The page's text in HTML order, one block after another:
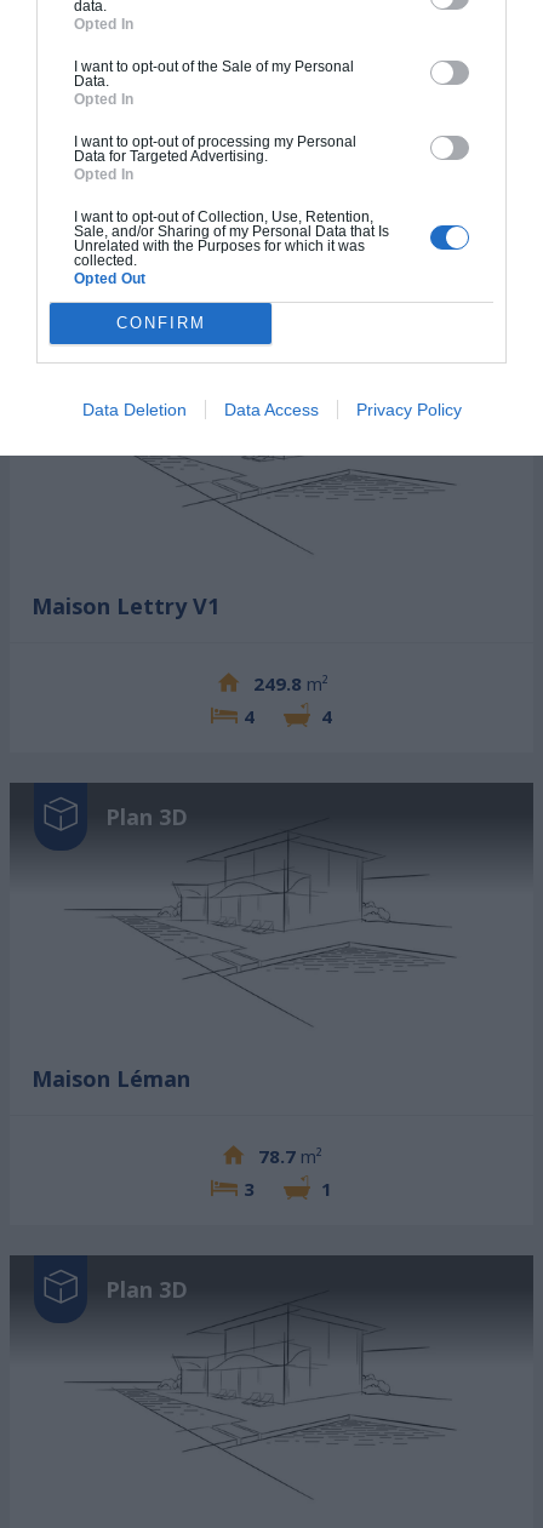
data.
Opted In
I want to opt-out of the Sale of my Personal
Data.
Opted In
I want to opt-out of processing my Personal
Data for Targeted Advertising.
Opted In
I want to opt-out of Collection, Use, Retention,
Sale, and/or Sharing of my Personal Data that Is
Unrelated with the Purposes for which it was
collected.
Opted Out
CONFIRM
Data Deletion Data Access Privacy Policy
Maison les Réniéres
77.1m²
3
4.5
Plan 3D
Maison Lettry V1
249.8 m²
4
4
Plan 3D
Maison Léman
78.7 m²
3
1
Plan 3D